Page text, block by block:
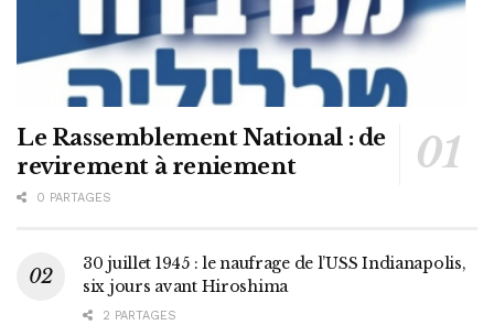
Le Rassemblement National : de
revirement à reniement
0 PARTAGES
30 juillet 1945 : le naufrage de l’USS Indianapolis,
six jours avant Hiroshima
2 PARTAGES